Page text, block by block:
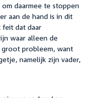
daarmee te stoppen
aan de hand is in dit
feit dat daar
waar alleen de
groot probleem, want
namelijk zijn vader,